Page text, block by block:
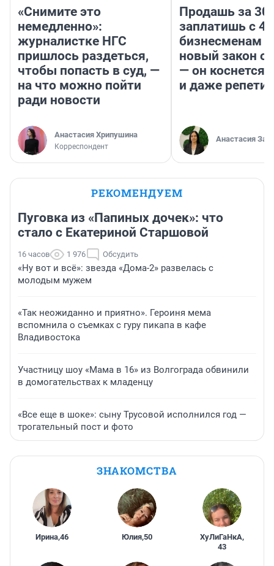
«Снимите это
немедленно»:
журналистке НГС
пришлось раздеться,
чтобы попасть в суд, —
на что можно пойти
ради новости
Анастасия Хрипушина
Корреспондент
Продашь за
заплатишь с
бизнесменам
новый закон о
— он коснется
и даже
Анастасия
РЕКОМЕНДУЕМ
Пуговка из «Папиных дочек»: что
стало с Екатериной Старшовой
16 часов 1 976 Обсудить
«Ну вот и всё»: звезда «Дома-2» развелась с
молодым мужем
«Так неожиданно и приятно». Героиня мема
вспомнила о съемках с гуру пикапа в кафе
Владивостока
Участницу шоу «Мама в 16» из Волгограда обвинили
в домогательствах к младенцу
«Все еще в шоке»: сыну Трусовой исполнился год —
трогательный пост и фото
ЗНАКОМСТВА
Ирина,46 Юлия,50 ХуЛиГаНкА,
43